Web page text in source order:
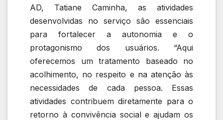
AD, Tatiane Caminha, as atividades
desenvolvidas no serviço são essenciais
para fortalecer a autonomia e o
protagonismo dos usuários. “Aqui
oferecemos um tratamento baseado no
acolhimento, no respeito e na atenção às
necessidades de cada pessoa. Essas
atividades contribuem diretamente para o
retorno à convivência social e ajudam os